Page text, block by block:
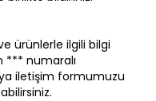
ürünlerle ilgili bilgi
*** numaralı
iletişim formumuzu